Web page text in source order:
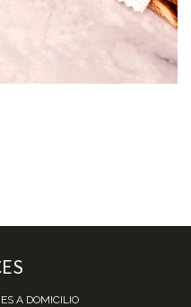
A DOMICILIO